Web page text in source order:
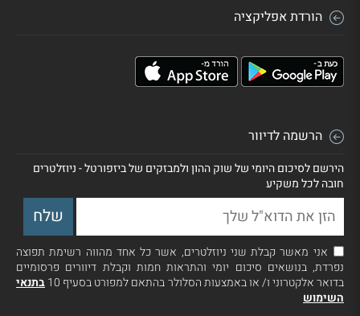
הורדת אפליקציה
הרשמה לדיוור
הירשם לסיכום היומי של שוק ההון ולמבזקים של ביזפורטל - ניוזלטרים
חובה לכל משקיע
אני מאשר קבלת שני ניוזלטרים, אשר כל אחד מהווה רשימת תפוצה
נפרדת, בנושאים סיכום יומי והתראות חמות וקבלת דיוורים פרסומיים
בדואר אלקטרוני ו/ או באמצעות הסלולר בהתאם למפורט בסעיף 10
בתנאי
השימוש